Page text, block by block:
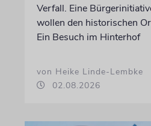
Verfall. Eine
wollen den historischen
Ein Besuch im Hinterhof
von Heike Linde-Lembke
02.08.2026